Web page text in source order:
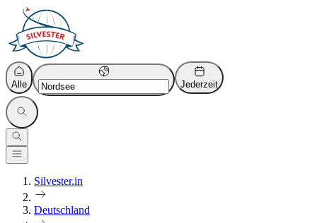
Alle Jederzeit
Silvester.in
Deutschland